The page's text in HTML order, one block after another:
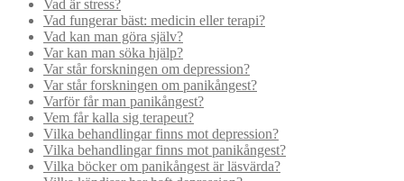
Vad är stress?
Vad fungerar bäst: medicin eller terapi?
Vad kan man göra själv?
Var kan man söka hjälp?
Var står forskningen om depression?
Var står forskningen om panikångest?
Varför får man panikångest?
Vem får kalla sig terapeut?
Vilka behandlingar finns mot depression?
Vilka behandlingar finns mot panikångest?
Vilka böcker om panikångest är läsvärda?